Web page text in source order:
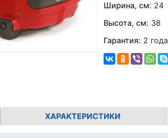
Ширина, см: 24
Высота, см: 38
Гарантия: 2 года
ХАРАКТЕРИСТИКИ